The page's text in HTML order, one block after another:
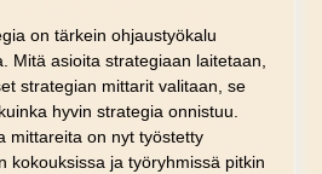
on tärkein ohjaustyökalu
Mitä asioita strategiaan laitetaan,
strategian mittarit valitaan, se
hyvin strategia onnistuu.
mittareita on nyt työstetty
kokouksissa ja työryhmissä pitkin